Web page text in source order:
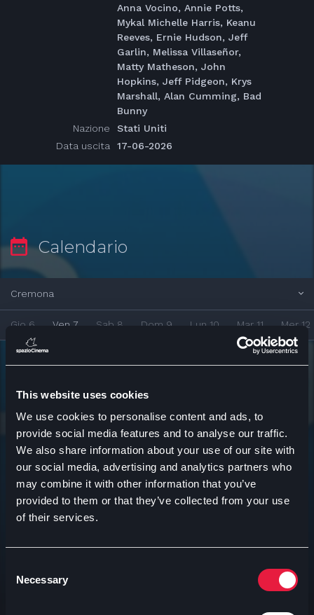
This website uses cookies
We use cookies to personalise content and ads, to
provide social media features and to analyse our traffic.
We also share information about your use of our site with
our social media, advertising and analytics partners who
may combine it with other information that you’ve
provided to them or that they’ve collected from your use
of their services.
Selection
Necessary
Anna Vocino, Annie Potts,
Mykal Michelle Harris, Keanu
Reeves, Ernie Hudson, Jeff
Garlin, Melissa Villaseñor,
Matty Matheson, John
Hopkins, Jeff Pidgeon, Krys
Marshall, Alan Cumming, Bad
Bunny
Nazione
Stati Uniti
Data uscita
17-06-2026
Calendario
Cremona
Gio 6 Ven 7 Sab 8 Dom 9 Lun 10 Mar 11 Mer 12
17:45 Sala 5
Ti consigliamo